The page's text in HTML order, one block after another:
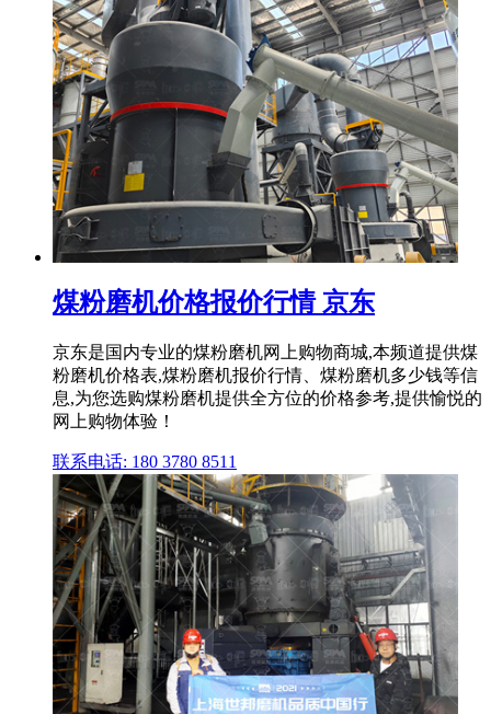
煤粉磨机价格报价行情 京东
京东是国内专业的煤粉磨机网上购物商城,本频道提供煤
粉磨机价格表,煤粉磨机报价行情、煤粉磨机多少钱等信
息,为您选购煤粉磨机提供全方位的价格参考,提供愉悦的
网上购物体验！
联系电话: 180 3780 8511